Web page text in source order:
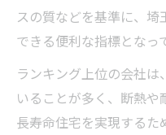
スの質などを基準に、
できる便利な指標となっ
ランキング上位の会社
いることが多く、断熱や
長寿命住宅を実現するた